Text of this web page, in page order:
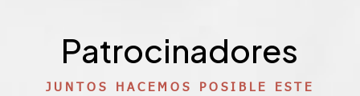
Patrocinadores
JUNTOS HACEMOS POSIBLE ESTE